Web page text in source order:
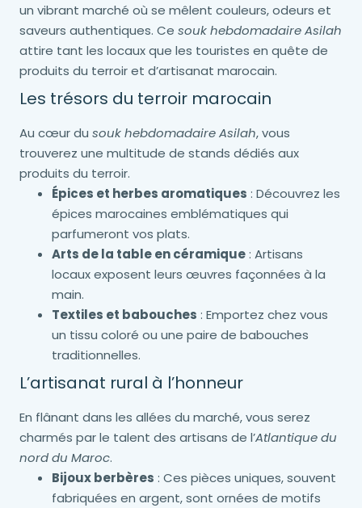
un vibrant marché où se mêlent couleurs, odeurs et
saveurs authentiques. Ce souk hebdomadaire Asilah
attire tant les locaux que les touristes en quête de
produits du terroir et d’artisanat marocain.
Les trésors du terroir marocain
Au cœur du souk hebdomadaire Asilah, vous
trouverez une multitude de stands dédiés aux
produits du terroir.
Épices et herbes aromatiques : Découvrez les
épices marocaines emblématiques qui
parfumeront vos plats.
Arts de la table en céramique: Artisans
locaux exposent leurs œuvres façonnées à la
main.
Textiles et babouches : Emportez chez vous
un tissu coloré ou une paire de babouches
traditionnelles.
L’artisanat rural à l’honneur
En flânant dans les allées du marché, vous serez
charmés par le talent des artisans de l’Atlantique du
nord du Maroc.
Bijoux berbères : Ces pièces uniques, souvent
fabriquées en argent, sont ornées de motifs